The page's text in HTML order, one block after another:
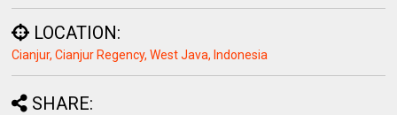
LOCATION:
Cianjur, Cianjur Regency, West Java, Indonesia
SHARE: